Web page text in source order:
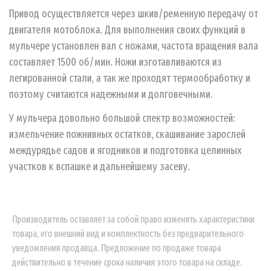
Привод осуществляется через шкив/ременную передачу от
двигателя мотоблока. Для выполнения своих функций в
мульчере установлен вал с ножами, частота вращения вала
составляет 1500 об/мин. Ножи изготавливаются из
легированной стали, а так же проходят термообработку и
поэтому считаются надежными и долговечными.
У мульчера довольно большой спектр возможностей:
измельчение пожнивных остатков, скашивание зарослей
междурядье садов и ягодников и подготовка целинных
участков к вспашке и дальнейшему засеву.
Производитель оставляет за собой право изменять характеристики
товара, его внешний вид и комплектность без предварительного
уведомления продавца. Предложение по продаже товара
действительно в течение срока наличия этого товара на складе.